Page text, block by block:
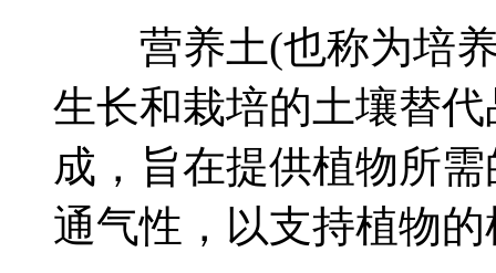
营养土(也称为培养
生长和栽培的土壤替
成，旨在提供植物所
通气性，以支持植物的